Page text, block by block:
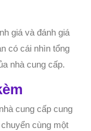
giá và đánh giá
có cái nhìn tổng
nhà cung cấp.
cung cấp cung
cùng một